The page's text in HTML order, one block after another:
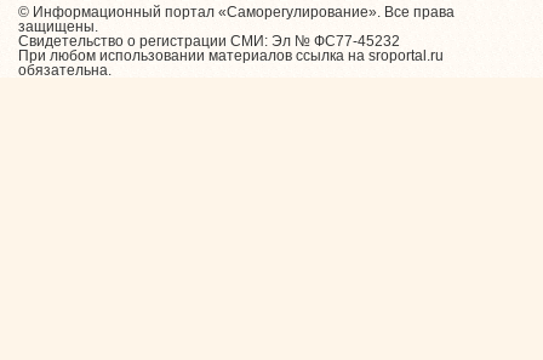
© Информационный портал «Саморегулирование». Все права
защищены.
Свидетельство о регистрации СМИ: Эл № ФС77-45232
При любом использовании материалов ссылка на sroportal.ru
обязательна.